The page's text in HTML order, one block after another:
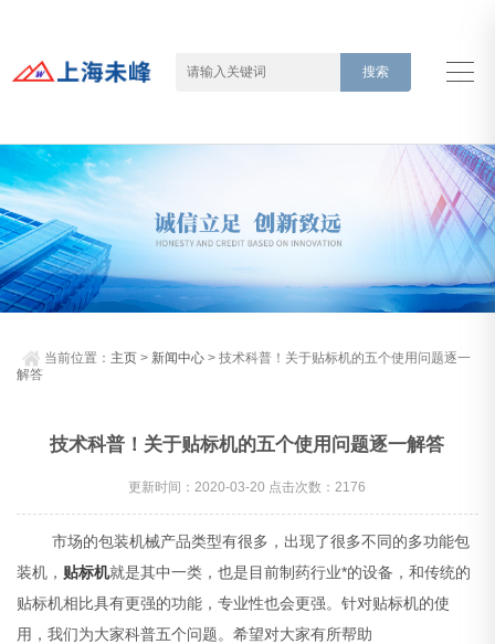
当前位置： 主页 > 新闻中心 > 技术科普！关于贴标机的五个使用问题逐一
解答
技术科普！关于贴标机的五个使用问题逐一解答
更新时间：2020-03-20 点击次数：2176
市场的包装机械产品类型有很多，出现了很多不同的多功能包
装机， 贴标机就是其中一类，也是目前制药行业*的设备，和传统的
贴标机相比具有更强的功能，专业性也会更强。针对贴标机的使
用，我们为大家科普五个问题。希望对大家有所帮助